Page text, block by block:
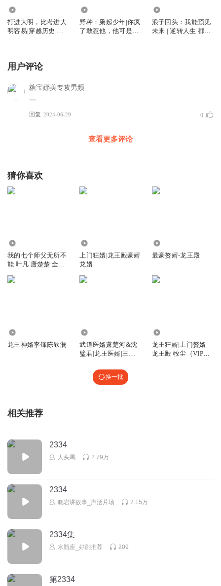
打进大明，比考进大
明容易|穿越历史|权
野种：枭起少年|你疯
了敢惹他，他可是黑
浪子回头：我能预见
未来 | 逆转人生 都市
用户评论
糖宝娜美专攻男频
一
回复 2024-06-29 0
查看更多评论
猜你喜欢
我的七个师父无所不
能 叶凡 唐楚楚 全集
上门狂婿|龙王殿豪婿
龙婿
最豪赘婿-龙王殿
龙王神婿李锋陈欣澜
武道医婿萧楚河&沈
璧君|龙王医婿|三藏
龙王狂婿|上门赘婿
龙王殿 牧尘（VIP快
换一批
相关推荐
2334
人头馬 2.79万
2334
晓岩讲故事_声活片场 2.15万
2334集
水瓶座_好剧推荐 209
第2334